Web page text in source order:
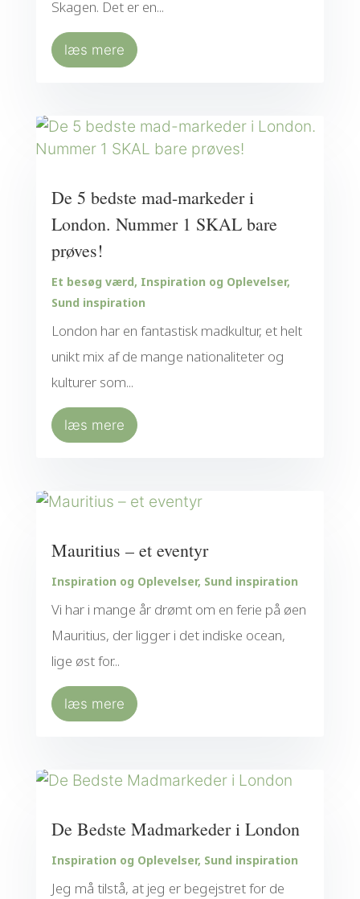
Skagen. Det er en...
læs mere
De 5 bedste mad-markeder i
London. Nummer 1 SKAL bare
prøves!
Et besøg værd, Inspiration og Oplevelser,
Sund inspiration
London har en fantastisk madkultur, et helt
unikt mix af de mange nationaliteter og
kulturer som...
læs mere
Mauritius – et eventyr
Inspiration og Oplevelser, Sund inspiration
Vi har i mange år drømt om en ferie på øen
Mauritius, der ligger i det indiske ocean,
lige øst for...
læs mere
De Bedste Madmarkeder i London
Inspiration og Oplevelser, Sund inspiration
Jeg må tilstå, at jeg er begejstret for de